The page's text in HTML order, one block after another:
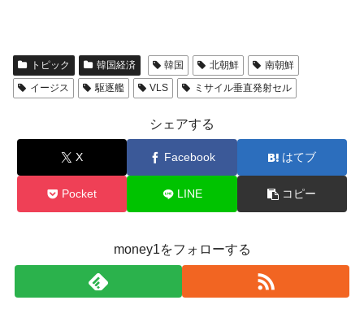
トピック 韓国経済 韓国 北朝鮮
南朝鮮
イージス
駆逐艦 VLS ミサイル垂直発射セル
シェアする
X Facebook はてブ
Pocket LINE コピー
money1をフォローする